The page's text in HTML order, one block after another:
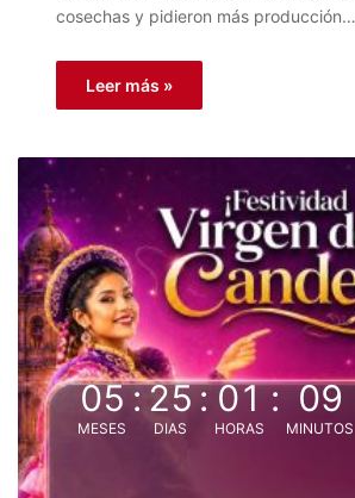
cosechas y pidieron más producción…
Leer más »
05
MESES
:25
DIAS
:01
HORAS
: 09
MINUTOS